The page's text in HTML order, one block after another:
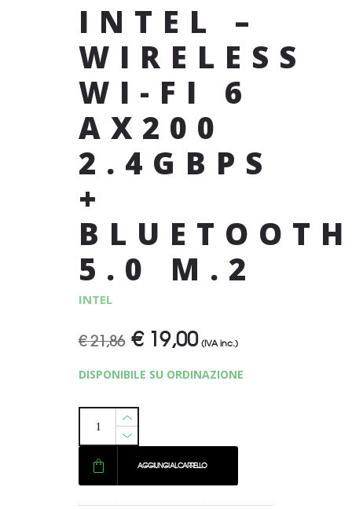
INTEL –
WIRELESS
WI-FI 6
AX200
2.4GBPS
+
5.0 M.2
INTEL
€21,86 Il
originale
era:
€ 21,86.
€19,00Il
attuale
(IVA inc.)
DISPONIBILE SU ORDINAZIONE
AGGIUNGI AL CARRELLO